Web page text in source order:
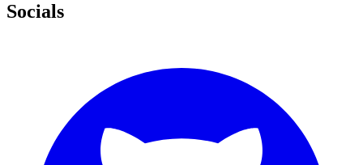
Socials